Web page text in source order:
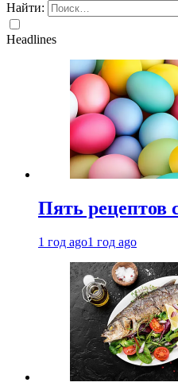
Найти:
Headlines
Пять рецептов
1 год ago1 год ago